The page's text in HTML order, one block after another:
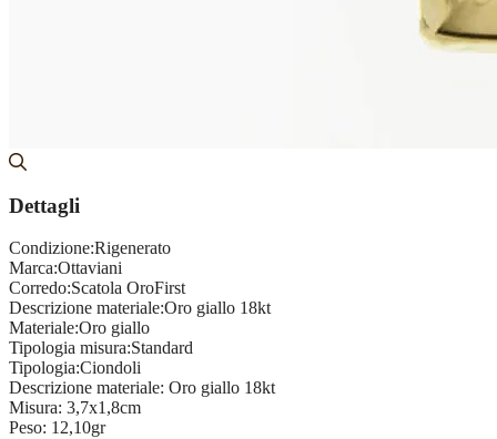
Dettagli
Condizione:Rigenerato
Marca:Ottaviani
Corredo:Scatola OroFirst
Descrizione materiale:Oro giallo 18kt
Materiale:Oro giallo
Tipologia misura:Standard
Tipologia:Ciondoli
Descrizione materiale: Oro giallo 18kt
Misura: 3,7x1,8cm
Peso: 12,10gr